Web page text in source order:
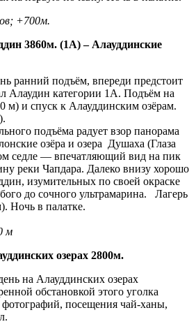
+700м.
3860м. (1А) – Алауддинские
ранний подъём, впереди предстоит
Алаудин категории 1А. Подъём на
м) и спуск к Алауддинским озёрам.
подъёма радует взор панорама
озёра и озера Душаха (Глаза
седле — впечатляющий вид на пик
реки Чапдара. Далеко внизу хорошо
изумительных по своей окраске
до сочного ультрамарина. Лагерь
Ночь в палатке.
м
озерах 2800м.
на Алауддинских озерах
обстановкой этого уголка
посещения чай-ханы,